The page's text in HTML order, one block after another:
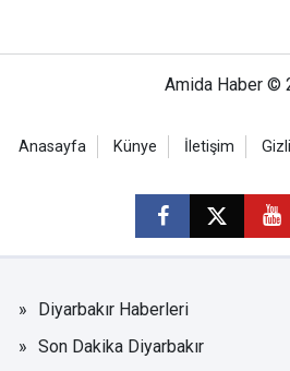
Amida Haber ©
Anasayfa Künye İletişim
Diyarbakır Haberleri
Son Dakika Diyarbakır